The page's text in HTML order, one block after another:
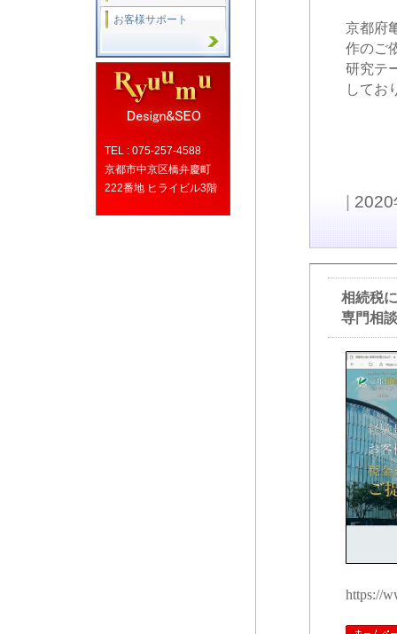
京都府
作のご
研究テ
してお
2020
相続税
専門相
https://
お客様サポート
TEL : 075-257-4588
京都市中京区橋弁慶町
222番地 ヒライビル3階